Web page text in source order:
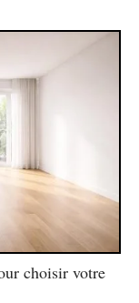
choisir votre